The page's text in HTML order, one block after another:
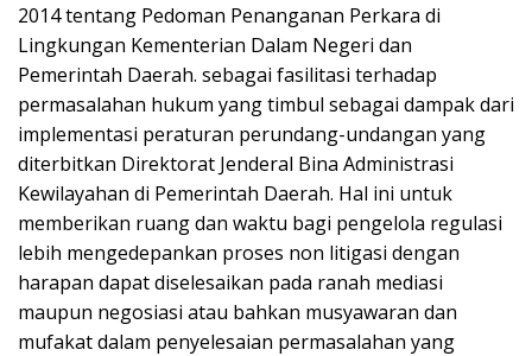
2014 tentang Pedoman Penanganan Perkara di
Lingkungan Kementerian Dalam Negeri dan
Pemerintah Daerah. sebagai fasilitasi terhadap
permasalahan hukum yang timbul sebagai dampak dari
implementasi peraturan perundang-undangan yang
diterbitkan Direktorat Jenderal Bina Administrasi
Kewilayahan di Pemerintah Daerah. Hal ini untuk
memberikan ruang dan waktu bagi pengelola regulasi
lebih mengedepankan proses non litigasi dengan
harapan dapat diselesaikan pada ranah mediasi
maupun negosiasi atau bahkan musyawaran dan
mufakat dalam penyelesaian permasalahan yang